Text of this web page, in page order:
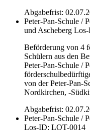
Abgabefrist:
Peter-Pan-Schule /
und Ascheberg
Beförderung von 4
Schülern aus den
Peter-Pan-Schule /
von der Peter-Pan-
Nordkirchen, -
Abgabefrist:
Peter-Pan-Schule /
Los-ID: LOT-0014